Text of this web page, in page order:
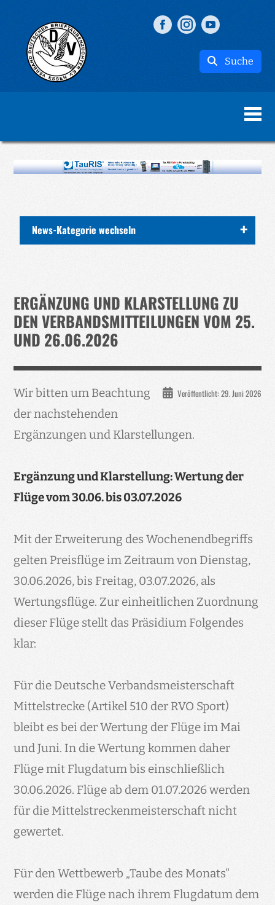
Suche
News-Kategorie wechseln
Events
Taubenklinik
Tierschutz
Medien
Jugendliche
ERGÄNZUNG UND KLARSTELLUNG ZU
DEN VERBANDSMITTEILUNGEN VOM 25.
UND 26.06.2026
Veröffentlicht: 29. Juni 2026
Wir bitten um Beachtung
der nachstehenden
Ergänzungen und Klarstellungen.
Ergänzung und Klarstellung: Wertung der
Flüge vom 30.06. bis 03.07.2026
Mit der Erweiterung des Wochenendbegriffs
gelten Preisflüge im Zeitraum von Dienstag,
30.06.2026, bis Freitag, 03.07.2026, als
Wertungsflüge. Zur einheitlichen Zuordnung
dieser Flüge stellt das Präsidium Folgendes
klar:
Für die Deutsche Verbandsmeisterschaft
Mittelstrecke (Artikel 510 der RVO Sport)
bleibt es bei der Wertung der Flüge im Mai
und Juni. In die Wertung kommen daher
Flüge mit Flugdatum bis einschließlich
30.06.2026. Flüge ab dem 01.07.2026 werden
für die Mittelstreckenmeisterschaft nicht
gewertet.
Für den Wettbewerb „Taube des Monats"
werden die Flüge nach ihrem Flugdatum dem